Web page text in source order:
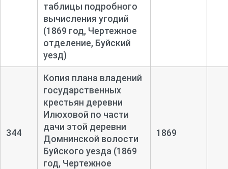
таблицы подробного
вычисления угодий
(1869 год, Чертежное
отделение, Буйский
уезд)
344
Копия плана владений
государственных
крестьян деревни
Илюховой по части
дачи этой деревни
Домнинской волости
Буйского уезда (1869
год, Чертежное
1869